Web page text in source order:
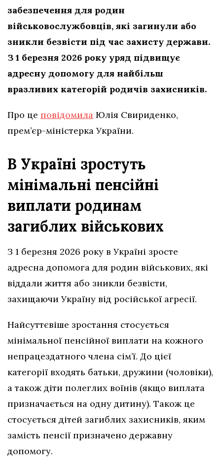
забезпечення для родин
військовослужбовців, які загинули або
зникли безвісти під час захисту держави.
З 1 березня 2026 року уряд підвищує
адресну допомогу для найбільш
вразливих категорій родичів захисників.
Про це повідомила Юлія Свириденко,
прем’єр-міністерка України.
В Україні зростуть
мінімальні пенсійні
виплати родинам
загиблих військових
З 1 березня 2026 року в Україні зросте
адресна допомога для родин військових, які
віддали життя або зникли безвісти,
захищаючи Україну від російської агресії.
Найсуттєвіше зростання стосується
мінімальної пенсійної виплати на кожного
непрацездатного члена сім’ї. До цієї
категорії входять батьки, дружини (чоловіки),
а також діти полеглих воїнів (якщо виплата
призначається на одну дитину). Також це
стосується дітей загиблих захисників, яким
замість пенсії призначено державну
допомогу.